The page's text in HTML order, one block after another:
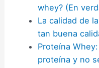
whey? (En
La calidad de
tan buena
Proteína
proteína y no